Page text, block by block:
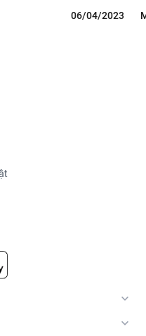
06/04/2023